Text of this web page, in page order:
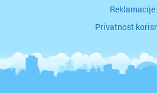
Reklamacije
Privatnost